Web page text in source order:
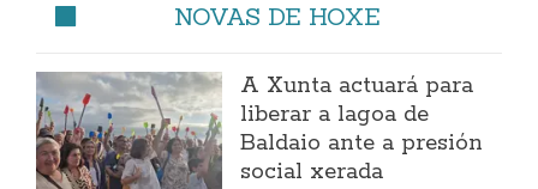
NOVAS DE HOXE
A Xunta actuará para
liberar a lagoa de
Baldaio ante a presión
social xerada